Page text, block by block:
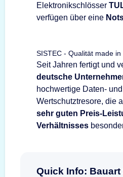
Elektronikschlösser
verfügen über eine
SISTEC - Qualität made
Seit Jahren fertigt und
deutsche
hochwertige Daten- und
Wertschutztresore, die
sehr guten Preis-
Verhältnisses
Quick Info: Bauart